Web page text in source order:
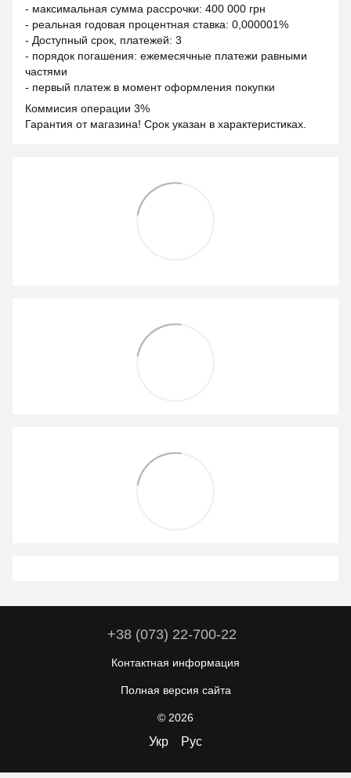
- максимальная сумма рассрочки: 400 000 грн
- реальная годовая процентная ставка: 0,000001%
- Доступный срок, платежей: 3
- порядок погашения: ежемесячные платежи равными
частями
- первый платеж в момент оформления покупки
Коммисия операции 3%
Гарантия от магазина! Срок указан в характеристиках.
+38 (073) 22-700-22
Контактная информация
Полная версия сайта
© 2026
Укр Рус